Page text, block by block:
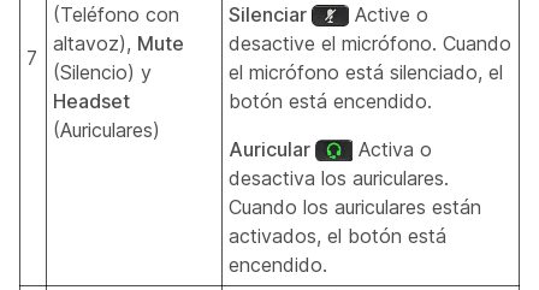
7
(Teléfono con
altavoz), Mute
(Silencio) y
Headset
(Auriculares)
Silenciar
Active o
desactive el micrófono. Cuando
el micrófono está silenciado, el
botón está encendido.
Auricular
Activa o
desactiva los auriculares.
Cuando los auriculares están
activados, el botón está
encendido.